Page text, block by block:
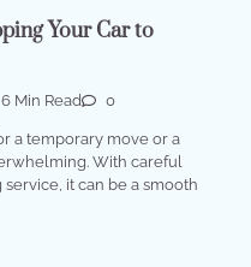
Your Car to
6 Min Read 0
a temporary move or a
With careful
it can be a smooth